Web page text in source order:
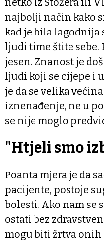
najbolji način kako
kad je bila
ljudi time štite sebe.
jesen. Znanost je
ljudi koji se cijepe i
je da se velika
iznenađenje, ne u
se nije moglo
"Htjeli smo
Poanta mjera je da
pacijente, postoje
bolesti. Ako nam se
ostati bez
mogu biti žrtva onih